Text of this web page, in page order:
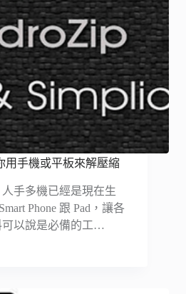
用手機或平板來解壓縮
手多機已經是現在生
Phone 跟 Pad，讓各
以說是必備的工…